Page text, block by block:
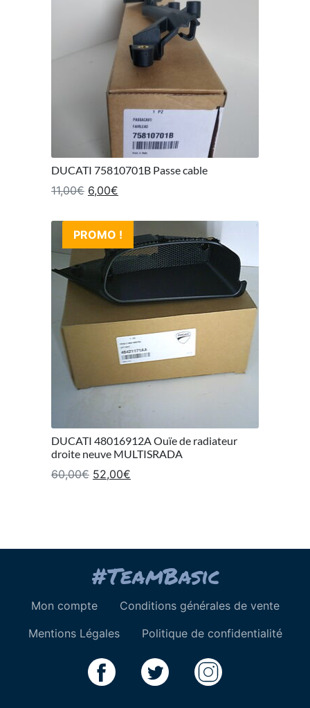
DUCATI 75810701B Passe cable
11,00€ Le prix initial était : 11,00€.
6,00€
PROMO !
DUCATI 48016912A Ouïe de radiateur
droite neuve MULTISRADA
60,00€ Le prix initial était : 60,00€.
52,00€
Mon compte
Conditions générales de vente
Mentions Légales
Politique de confidentialité